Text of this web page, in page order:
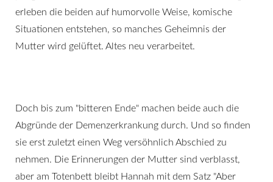
erleben die beiden auf humorvolle Weise, komische
Situationen entstehen, so manches Geheimnis der
Mutter wird gelüftet. Altes neu verarbeitet.
Doch bis zum "bitteren Ende" machen beide auch die
Abgründe der Demenzerkrankung durch. Und so finden
sie erst zuletzt einen Weg versöhnlich Abschied zu
nehmen. Die Erinnerungen der Mutter sind verblasst,
aber am Totenbett bleibt Hannah mit dem Satz "Aber